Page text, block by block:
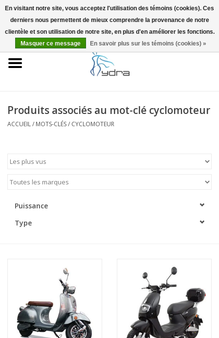
EUR
Accueil
Accessoires
Blog
Produits associés au mot-clé cyclomoteur
ACCUEIL/ MOTS-CLÉS/ CYCLOMOTEUR
Puissance
Type
En visitant notre site, vous acceptez l'utilisation des témoins (cookies). Ces
derniers nous permettent de mieux comprendre la provenance de notre
clientèle et son utilisation de notre site, en plus d'en améliorer les fonctions.
Masquer ce message
En savoir plus sur les témoins (cookies) »